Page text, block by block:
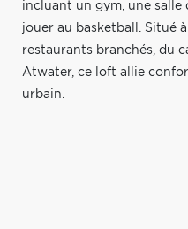
incluant un gym, une salle
jouer au basketball. Situé
restaurants branchés, du
Atwater, ce loft allie
urbain.